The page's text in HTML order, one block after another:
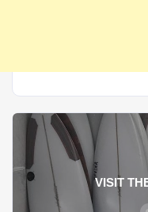
VISIT